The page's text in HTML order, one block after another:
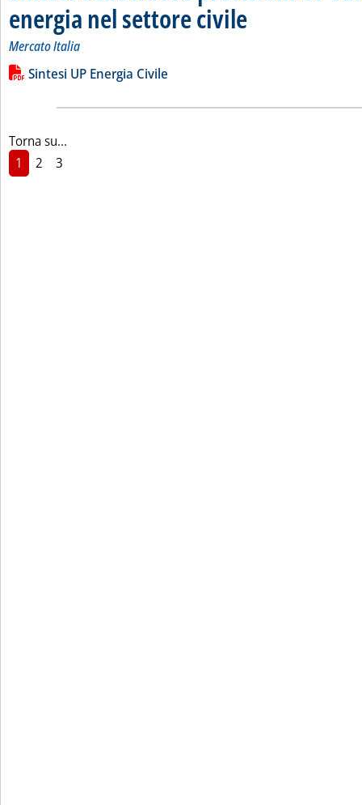
energia nel settore civile
Mercato Italia
Leggi tutta la notizia: 'Sintesi delle nuove previsioni UP sul
Lista allegati PDF alla notizia
Sintesi UP Energia Civile
Torna su...
1
2 3